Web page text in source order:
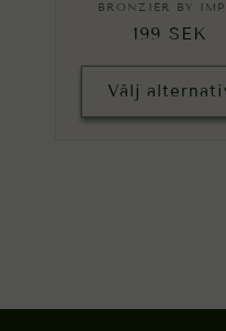
BRONZIÉR BY
Ordinarie
199 SEK
Välj